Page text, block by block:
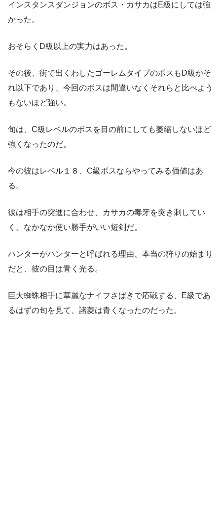
インスタンスダンジョンのボス・カサカはE級にしては強
かった。
おそらくD級以上の実力はあった。
その後、街で出くわしたゴーレムタイプのボスもD級かそ
れ以下であり、今回のボスは間違いなくそれらと比べよう
もないほど強い。
旬は、C級レベルのボスを目の前にしても萎縮しないほど
強くなったのだ。
今の彼はレベル１８、C級ボスならやってみる価値はあ
る。
彼は相手の突進に合わせ、カサカの毒牙を突き刺してい
く。なかなか使い勝手がいい短剣だ。
ハンターがハンターと呼ばれる理由、本当の狩りの始まり
だと、彼の目は青く光る。
巨大蜘蛛相手に華麗なナイフさばきで応戦する、E級であ
るはずの旬を見て、諸菱は青くなったのだった。